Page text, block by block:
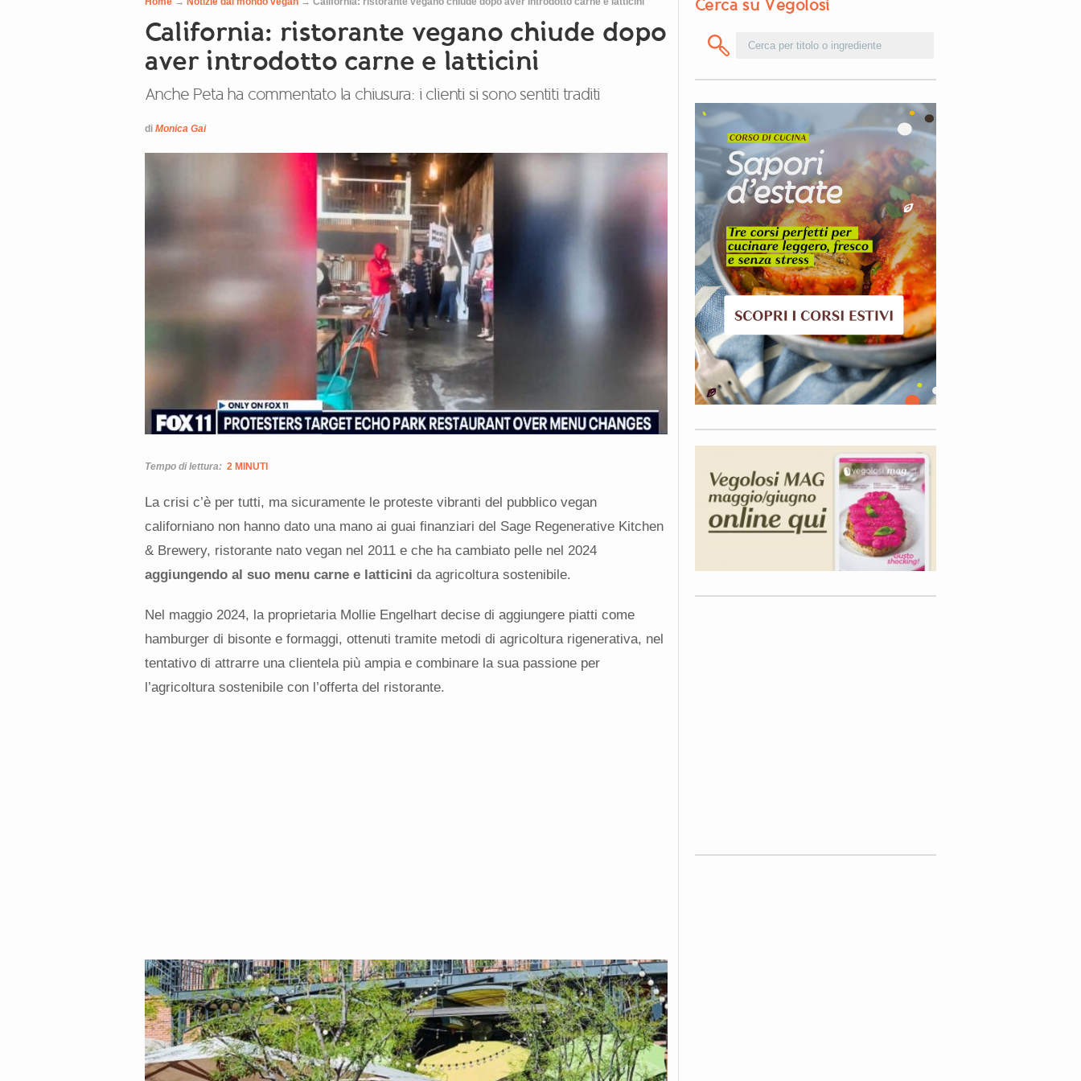
California: ristorante vegano chiude dopo
aver introdotto carne e latticini
Anche Peta ha commentato la chiusura: i clienti si sono sentiti traditi
di Monica Gai
Tempo di lettura: 2 MINUTI
La crisi c’è per tutti, ma sicuramente le proteste vibranti del pubblico vegan
californiano non hanno dato una mano ai guai finanziari del Sage Regenerative Kitchen
& Brewery, ristorante nato vegan nel 2011 e che ha cambiato pelle nel 2024
aggiungendo al suo menu carne e latticini da agricoltura sostenibile.
Nel maggio 2024, la proprietaria Mollie Engelhart decise di aggiungere piatti come
hamburger di bisonte e formaggi, ottenuti tramite metodi di agricoltura rigenerativa, nel
tentativo di attrarre una clientela più ampia e combinare la sua passione per
l’agricoltura sostenibile con l’offerta del ristorante.
Cerca su Vegolosi